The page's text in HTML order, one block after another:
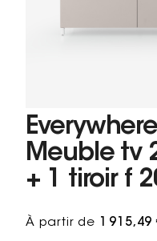
Meuble tv
+ 1 tiroir f
À partir de 1 915,49